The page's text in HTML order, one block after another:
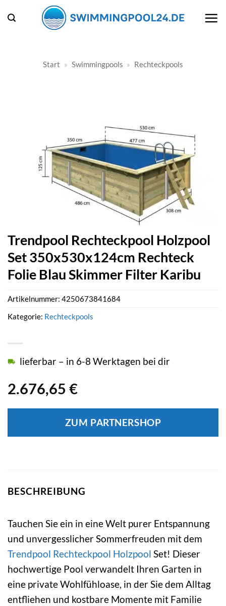
Inhalt
Start » Swimmingpools » Rechteckpools
Trendpool Rechteckpool Holzpool
Set 350x530x124cm Rechteck
Folie Blau Skimmer Filter Karibu
2.676,65 €
lieferbar – in 6-8 Werktagen bei dir
ZUM PARTNERSHOP
Artikelnummer: 4250673841684
Kategorie: Rechteckpools
BESCHREIBUNG
Tauchen Sie ein in eine Welt purer Entspannung
und unvergesslicher Sommerfreuden mit dem
Trendpool Rechteckpool Holzpool Set! Dieser
hochwertige Pool verwandelt Ihren Garten in
eine private Wohlfühloase, in der Sie dem Alltag
entfliehen und kostbare Momente mit Familie